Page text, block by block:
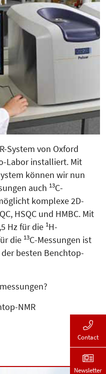
System von Oxford
Labor installiert. Mit
können wir nun
auch 13C-
komplexe 2D-
HSQC und HMBC. Mit
Hz für die 1H-
die 13C-Messungen ist
der besten Benchtop-
NMR
Contact
Newsletter